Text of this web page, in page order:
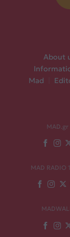
About
Mad
MAD.gr
MAD RADIO